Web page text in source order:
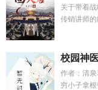
关于带着
传销讲师
校园神
作者：清
穷小子拿